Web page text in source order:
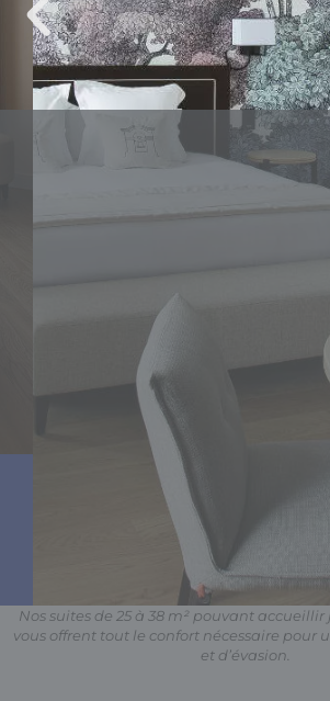
Nos suites de 25 à 38 m² pouvant accueillir
vous offrent tout le confort nécessaire pour
et d’évasion.